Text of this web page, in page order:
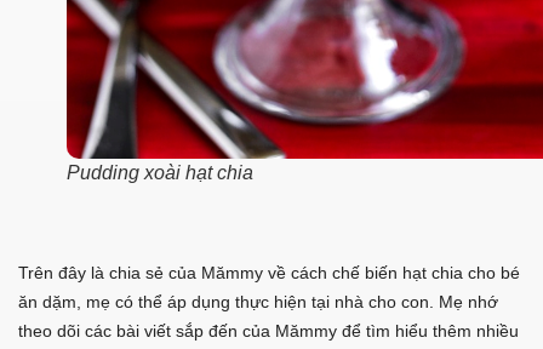
Pudding xoài hạt chia
Trên đây là chia sẻ của Mămmy về cách chế biến hạt chia cho bé
ăn dặm, mẹ có thể áp dụng thực hiện tại nhà cho con. Mẹ nhớ
theo dõi các bài viết sắp đến của Mămmy để tìm hiểu thêm nhiều